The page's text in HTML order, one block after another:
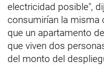
electricidad posible",
consumirían la misma
que un apartamento
que viven dos
del monto del